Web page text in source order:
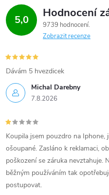
5,0 Hodnocení
9739 hodnocení
Zobrazit recenze
Michal Darebny
7.8.2026
Dávám 5 hvezdicek
Koupila jsem pouzdro na
ošoupané. Zasláno k reklamaci,
poškození se záruka nevztahuje.
běžným používáním tak
postupovat.